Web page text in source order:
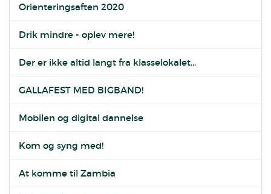
Orienteringsaften 2020
Drik mindre - oplev mere!
Der er ikke altid langt fra klasselokalet...
GALLAFEST MED BIGBAND!
Mobilen og digital dannelse
Kom og syng med!
At komme til Zambia